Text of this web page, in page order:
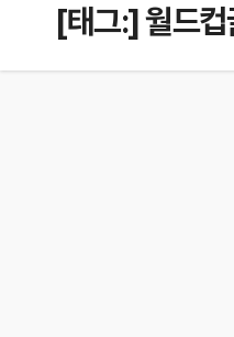
[태그:]월드컵